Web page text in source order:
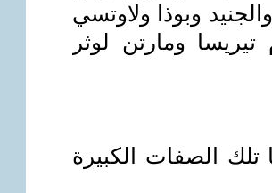
وبوذا ولاوتسي
ومارتن لوثر
الصفات الكبيرة